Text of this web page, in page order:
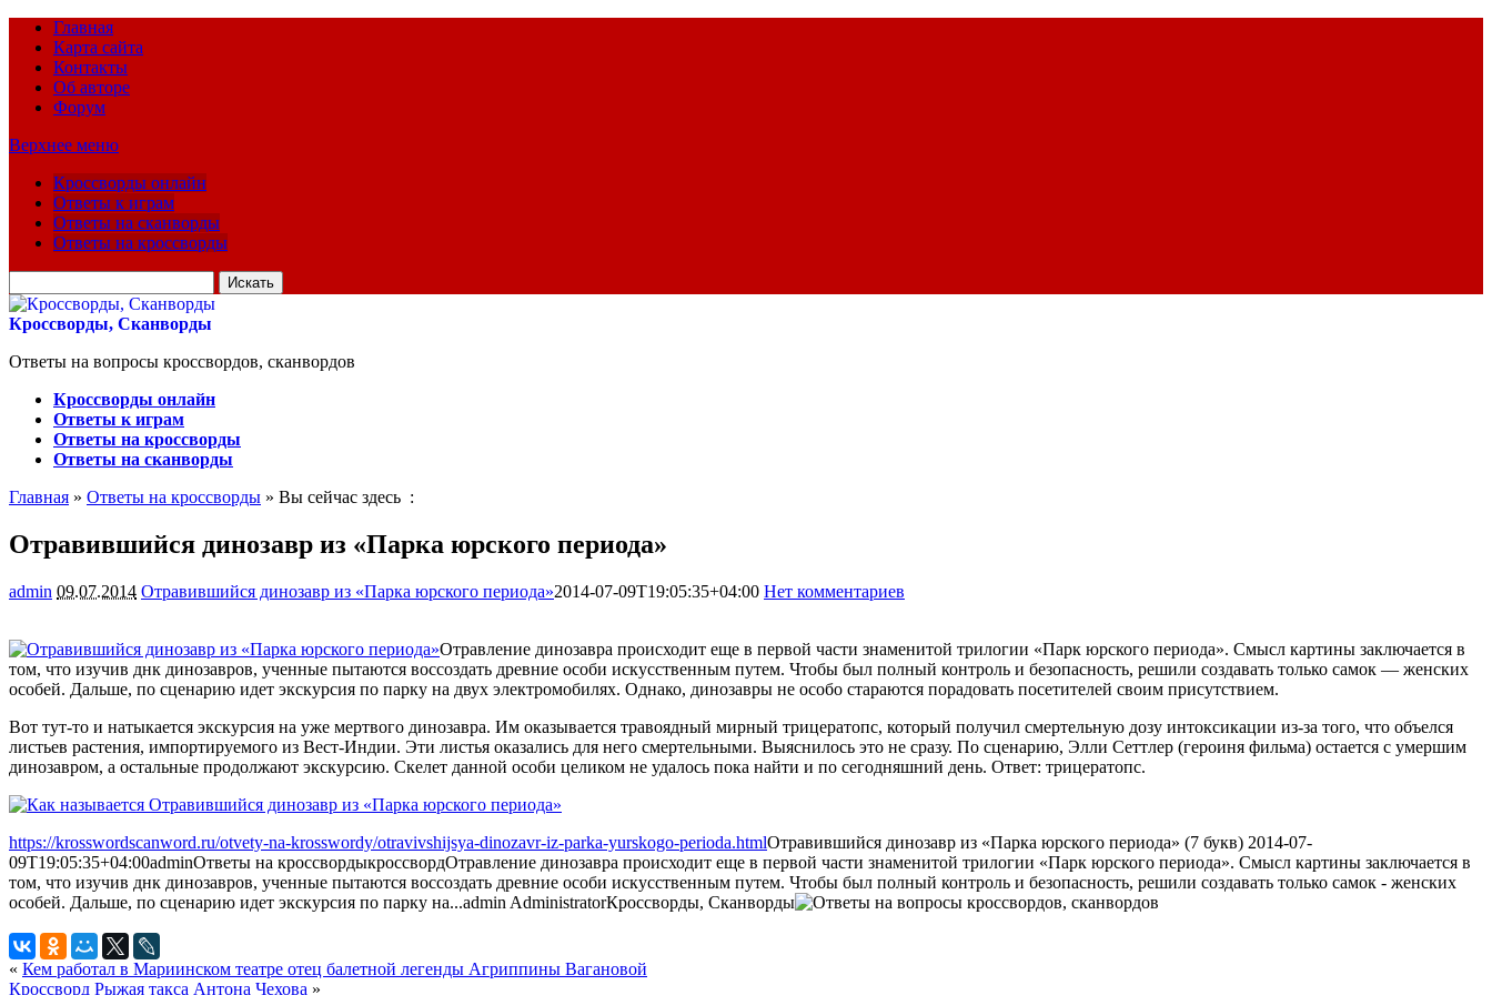
Главная
Карта сайта
Контакты
Об авторе
Форум
Верхнее меню
Кроссворды онлайн
Ответы к играм
Ответы на сканворды
Ответы на кроссворды
для:
Кроссворды, Сканворды
Ответы на вопросы кроссвордов, сканвордов
Кроссворды онлайн
Ответы к играм
Ответы на кроссворды
Ответы на сканворды
Главная » Ответы на кроссворды » Вы сейчас здесь :
Отравившийся динозавр из «Парка юрского периода»
admin 09.07.2014 Отравившийся динозавр из «Парка юрского периода»2014-07-09T19:05:35+04:00 Нет комментариев
Отравление динозавра происходит еще в первой части знаменитой трилогии «Парк юрского периода». Смысл картины заключается в
том, что изучив днк динозавров, ученные пытаются воссоздать древние особи искусственным путем. Чтобы был полный контроль и безопасность, решили создавать только самок — женских
особей. Дальше, по сценарию идет экскурсия по парку на двух электромобилях. Однако, динозавры не особо стараются порадовать посетителей своим присутствием.
Вот тут-то и натыкается экскурсия на уже мертвого динозавра. Им оказывается травоядный мирный трицератопс, который получил смертельную дозу интоксикации из-за того, что объелся
листьев растения, импортируемого из Вест-Индии. Эти листья оказались для него смертельными. Выяснилось это не сразу. По сценарию, Элли Сеттлер (героиня фильма) остается с умершим
динозавром, а остальные продолжают экскурсию. Скелет данной особи целиком не удалось пока найти и по сегодняшний день. Ответ: трицератопс.
https://krosswordscanword.ru/otvety-na-krosswordy/otravivshijsya-dinozavr-iz-parka-yurskogo-perioda.htmlОтравившийся динозавр из «Парка юрского периода» (7 букв) 2014-07-
09T19:05:35+04:00adminОтветы на кроссвордыкроссвордОтравление динозавра происходит еще в первой части знаменитой трилогии «Парк юрского периода». Смысл картины заключается в
том, что изучив днк динозавров, ученные пытаются воссоздать древние особи искусственным путем. Чтобы был полный контроль и безопасность, решили создавать только самок - женских
особей. Дальше, по сценарию идет экскурсия по парку на...admin AdministratorКроссворды, Сканворды
« Кем работал в Мариинском театре отец балетной легенды Агриппины Вагановой
Кроссворд Рыжая такса Антона Чехова »